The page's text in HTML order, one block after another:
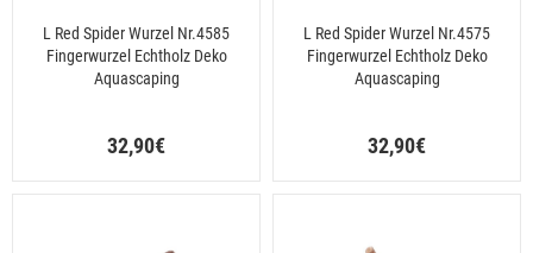
L Red Spider Wurzel Nr.4585
Fingerwurzel Echtholz Deko
Aquascaping
32,90€
L Red Spider Wurzel Nr.4575
Fingerwurzel Echtholz Deko
Aquascaping
32,90€